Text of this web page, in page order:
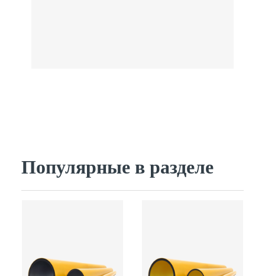
Популярные в разделе